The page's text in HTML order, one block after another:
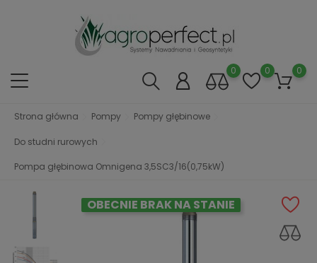
0 0 0
Strona główna Pompy Pompy głębinowe
Do studni rurowych
Pompa głębinowa Omnigena 3,5SC3/16(0,75kW)
OBECNIE BRAK NA STANIE